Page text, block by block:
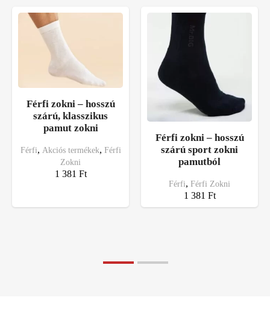
Férfi zokni – hosszú
szárú, klasszikus
pamut zokni
Férfi, Akciós termékek, Férfi
Zokni
1 381 Ft
Férfi zokni – hosszú
szárú sport zokni
pamutból
Férfi, Férfi Zokni
1 381 Ft